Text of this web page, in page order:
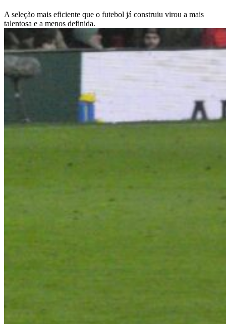
A seleção mais eficiente que o futebol já construiu virou a mais
talentosa e a menos definida.